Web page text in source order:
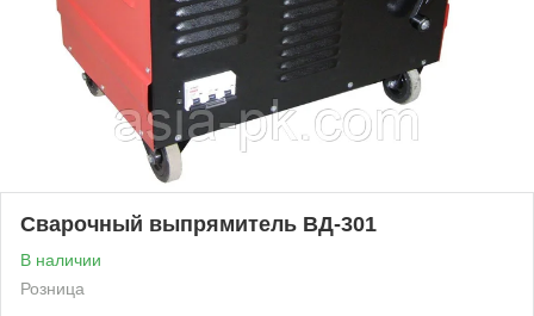
Сварочный выпрямитель ВД-301
В наличии
Розница